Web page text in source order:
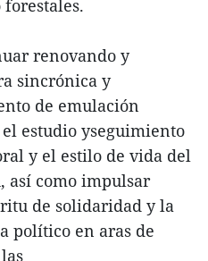
renovando y
sincrónica y
de emulación
estudio yseguimiento
y el estilo de vida del
así como impulsar
de solidaridad y la
político en aras de